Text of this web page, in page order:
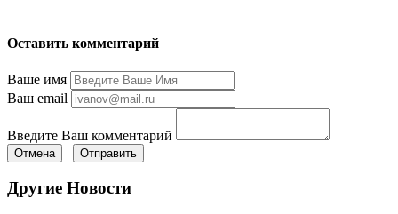
Оставить комментарий
Ваше имя
Ваш email
Введите Ваш комментарий
Отмена Отправить
Другие Новости